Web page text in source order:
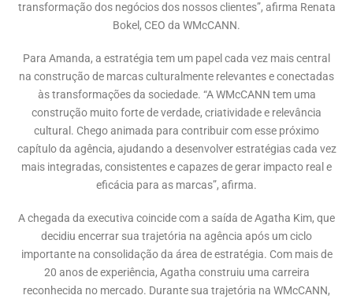
transformação dos negócios dos nossos clientes”, afirma Renata
Bokel, CEO da WMcCANN.
Para Amanda, a estratégia tem um papel cada vez mais central
na construção de marcas culturalmente relevantes e conectadas
às transformações da sociedade. “A WMcCANN tem uma
construção muito forte de verdade, criatividade e relevância
cultural. Chego animada para contribuir com esse próximo
capítulo da agência, ajudando a desenvolver estratégias cada vez
mais integradas, consistentes e capazes de gerar impacto real e
eficácia para as marcas”, afirma.
A chegada da executiva coincide com a saída de Agatha Kim, que
decidiu encerrar sua trajetória na agência após um ciclo
importante na consolidação da área de estratégia. Com mais de
20 anos de experiência, Agatha construiu uma carreira
reconhecida no mercado. Durante sua trajetória na WMcCANN,